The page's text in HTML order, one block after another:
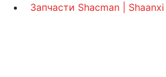
Запчасти Shacman | Shaanxi